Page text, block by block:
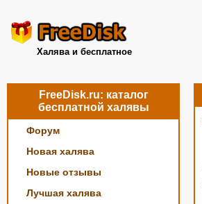
Халява и бесплатное
FreeDisk.ru: каталог
бесплатной халявы
Форум
Новая халява
Новые отзывы
Лучшая халява